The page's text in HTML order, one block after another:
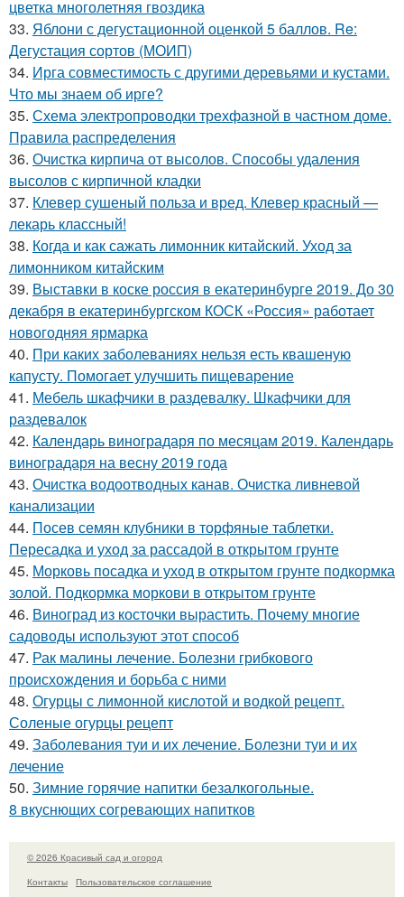
цветка многолетняя гвоздика
33. Яблони с дегустационной оценкой 5 баллов. Re:
Дегустация сортов (МОИП)
34. Ирга совместимость с другими деревьями и кустами.
Что мы знаем об ирге?
35. Схема электропроводки трехфазной в частном доме.
Правила распределения
36. Очистка кирпича от высолов. Способы удаления
высолов с кирпичной кладки
37. Клевер сушеный польза и вред. Клевер красный —
лекарь классный!
38. Когда и как сажать лимонник китайский. Уход за
лимонником китайским
39. Выставки в коске россия в екатеринбурге 2019. До 30
декабря в екатеринбургском КОСК «Россия» работает
новогодняя ярмарка
40. При каких заболеваниях нельзя есть квашеную
капусту. Помогает улучшить пищеварение
41. Мебель шкафчики в раздевалку. Шкафчики для
раздевалок
42. Календарь виноградаря по месяцам 2019. Календарь
виноградаря на весну 2019 года
43. Очистка водоотводных канав. Очистка ливневой
канализации
44. Посев семян клубники в торфяные таблетки.
Пересадка и уход за рассадой в открытом грунте
45. Морковь посадка и уход в открытом грунте подкормка
золой. Подкормка моркови в открытом грунте
46. Виноград из косточки вырастить. Почему многие
садоводы используют этот способ
47. Рак малины лечение. Болезни грибкового
происхождения и борьба с ними
48. Огурцы с лимонной кислотой и водкой рецепт.
Соленые огурцы рецепт
49. Заболевания туи и их лечение. Болезни туи и их
лечение
50. Зимние горячие напитки безалкогольные.
8 вкуснющих согревающих напитков
© 2026 Красивый сад и огород
Контакты
Пользовательское соглашение